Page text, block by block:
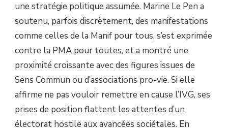
une stratégie politique assumée. Marine Le Pen a
soutenu, parfois discrètement, des manifestations
comme celles de la Manif pour tous, s’est exprimée
contre la PMA pour toutes, et a montré une
proximité croissante avec des figures issues de
Sens Commun ou d’associations pro-vie. Si elle
affirme ne pas vouloir remettre en cause l’IVG, ses
prises de position flattent les attentes d’un
électorat hostile aux avancées sociétales. En